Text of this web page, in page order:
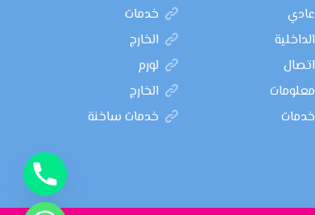
عادي
خدمات
الداخلية
الخارج
اتصال
لورم
معلومات
الخارج
خدمات
خدمات ساخنة